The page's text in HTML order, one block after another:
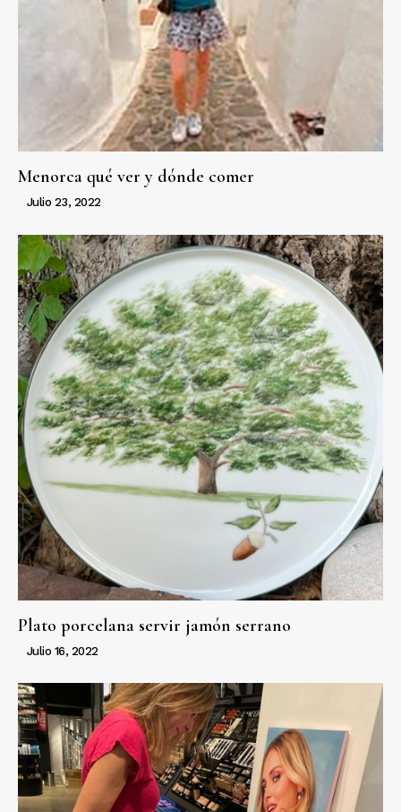
Menorca qué ver y dónde comer
Julio 23, 2022
Plato porcelana servir jamón serrano
Julio 16, 2022